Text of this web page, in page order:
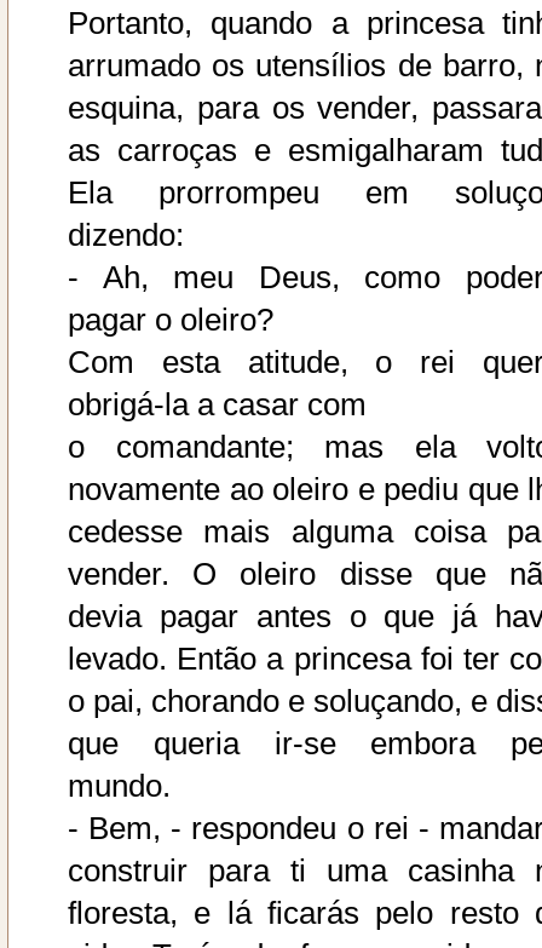
Portanto, quando a princesa
arrumado os utensílios de barro,
esquina, para os vender,
as carroças e esmigalharam
Ela prorrompeu em
dizendo:
- Ah, meu Deus, como
pagar o oleiro?
Com esta atitude, o rei
obrigá-la a casar com
o comandante; mas ela
novamente ao oleiro e pediu que
cedesse mais alguma coisa
vender. O oleiro disse que
devia pagar antes o que já
levado. Então a princesa foi ter
o pai, chorando e soluçando, e
que queria ir-se embora
mundo.
- Bem, - respondeu o rei -
construir para ti uma casinha
floresta, e lá ficarás pelo resto